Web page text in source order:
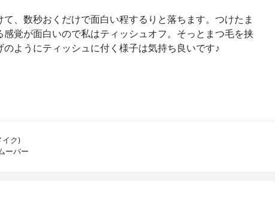
、数秒おくだけで面白い程するりと落ちます。つけたま
感覚が面白いので私はティッシュオフ。そっとまつ毛を挟
ようにティッシュに付く様子は気持ち良いです♪
イク)
ーバー